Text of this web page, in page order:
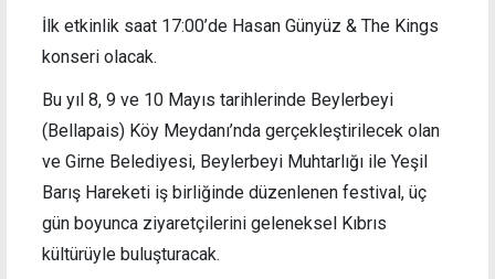
İlk etkinlik saat 17:00’de Hasan Günyüz & The Kings
konseri olacak.
Bu yıl 8, 9 ve 10 Mayıs tarihlerinde Beylerbeyi
(Bellapais) Köy Meydanı’nda gerçekleştirilecek olan
ve Girne Belediyesi, Beylerbeyi Muhtarlığı ile Yeşil
Barış Hareketi iş birliğinde düzenlenen festival, üç
gün boyunca ziyaretçilerini geleneksel Kıbrıs
kültürüyle buluşturacak.